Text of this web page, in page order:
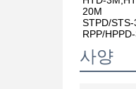
20M
STPD/
RPP/
사양